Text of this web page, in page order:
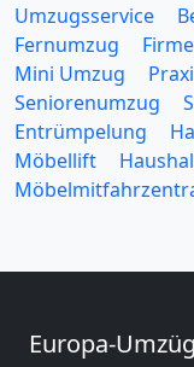
Umzugsservice
Fernumzug
Mini Umzug
Seniorenumzug
Entrümpelung
Möbellift
Europa-